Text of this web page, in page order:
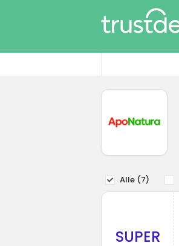
Alle (7)
SUPER